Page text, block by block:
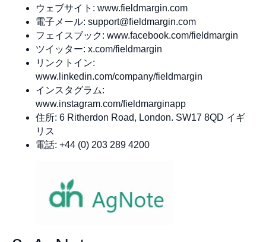
ウェブサイト: www.fieldmargin.com
電子メール: support@fieldmargin.com
フェイスブック: www.facebook.com/fieldmargin
ツイッター: x.com/fieldmargin
リンクトイン:
www.linkedin.com/company/fieldmargin
インスタグラム:
www.instagram.com/fieldmarginapp
住所: 6 Ritherdon Road, London. SW17 8QD イギ
リス
電話: +44 (0) 203 289 4200